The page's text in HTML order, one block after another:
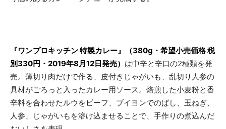
『ワンプロキッチン 特製カレー』（380g・希望小売価格 税
別330円・2019年8月12日発売） は中辛と辛口の2種類を発
売。薄切り肉だけで作る、皮付きじゃがいも、乱切り人参の
具材がごろっと入ったカレー用ソース。焙煎した小麦粉と香
辛料を合わせたルウをビーフ、ブイヨンでのばし、玉ねぎ、
人参、じゃがいもを溶け込ませることで、手作りの煮込んだ